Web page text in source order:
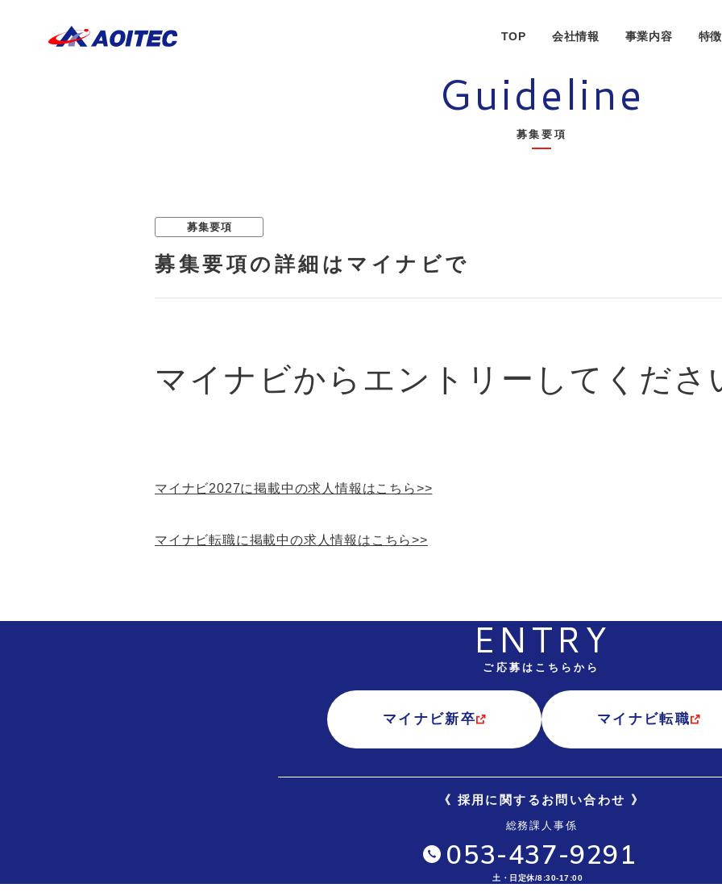
TOP 会社情報 事業内容 特
Guideline
募集要項
募集要項
募集要項の詳細はマイナビで
マイナビからエントリーしてくださ
マイナビ2027に掲載中の求人情報はこちら>>
マイナビ転職に掲載中の求人情報はこちら>>
ENTRY
ご応募はこちらから
マイナビ新卒 マイナビ転職
《 採用に関するお問い合わせ 》
総務課人事係
053-437-9291
土・日定休/8:30-17:00